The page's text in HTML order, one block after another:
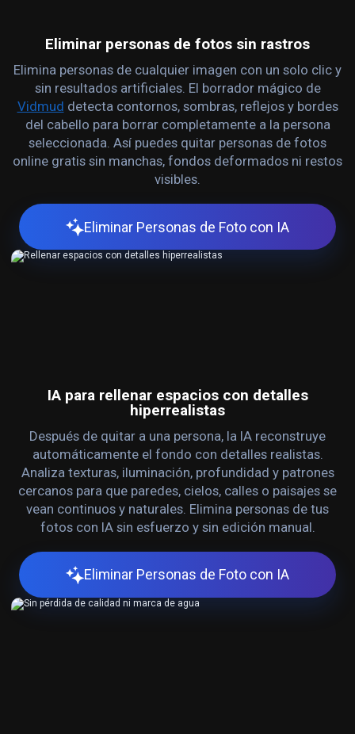
Eliminar personas de fotos sin rastros
Elimina personas de cualquier imagen con un solo clic y
sin resultados artificiales. El borrador mágico de
Vidmud detecta contornos, sombras, reflejos y bordes
del cabello para borrar completamente a la persona
seleccionada. Así puedes quitar personas de fotos
online gratis sin manchas, fondos deformados ni restos
visibles.
Eliminar Personas de Foto con IA
IA para rellenar espacios con detalles
hiperrealistas
Después de quitar a una persona, la IA reconstruye
automáticamente el fondo con detalles realistas.
Analiza texturas, iluminación, profundidad y patrones
cercanos para que paredes, cielos, calles o paisajes se
vean continuos y naturales. Elimina personas de tus
fotos con IA sin esfuerzo y sin edición manual.
Eliminar Personas de Foto con IA